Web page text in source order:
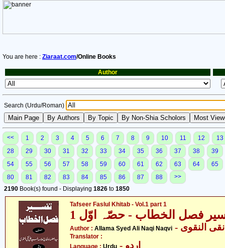
You are here : Ziaraat.com/Online Books
Author
Search (Urdu/Roman)
<< 1 2 3 4 5 6 7 8 9 10 11 12
13
28
29 30 31 32 33 34 35 36 37 38
39
54
55 56 57 58 59 60 61 62 63 64
65
80
81 82 83 84 85 86 87 88
>>
2190 Book(s) found - Displaying 1826 to 1850
Tafseer Faslul Khitab - Vol.1 part 1
فصل الخطاب - حصّہ اوّل 1
Author : Allama Syed Ali Naqi Naqvi النقوی
Translator :
Language : Urdu - اردو